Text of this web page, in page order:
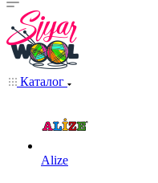
Каталог
Alize